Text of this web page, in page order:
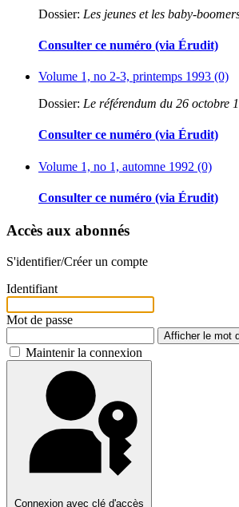
Dossier: Les jeunes et les baby-
Consulter ce numéro (via Érudit)
Volume 1, no 2-3, printemps 1993 (0)
Dossier: Le référendum du 26 octobre
Consulter ce numéro (via Érudit)
Volume 1, no 1, automne 1992 (0)
Consulter ce numéro (via Érudit)
Accès aux abonnés
S'identifier/Créer un compte
Identifiant
Mot de passe
Afficher le mot
Maintenir la connexion
Connexion avec clé d'accès